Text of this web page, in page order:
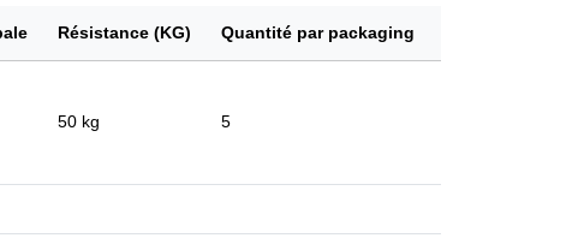
Résistance (KG) Quantité par packaging
50 kg 5